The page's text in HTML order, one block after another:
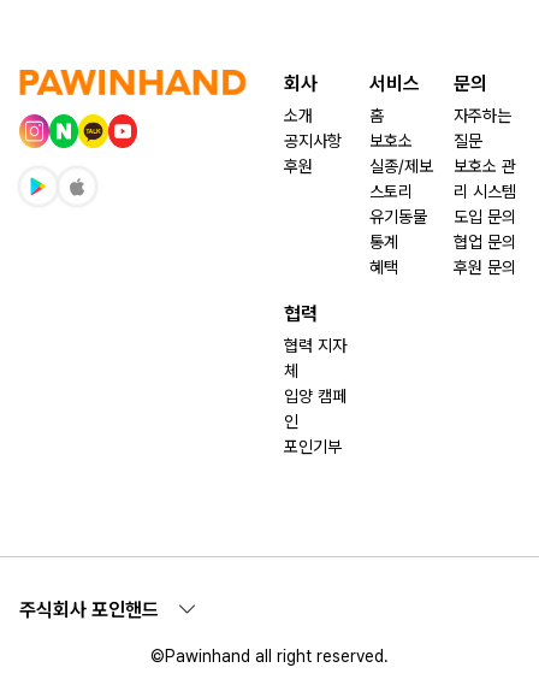
회사
소개
공지사항
후원
서비스
홈
보호소
실종/제보
스토리
유기동물
통계
혜택
문의
자주하는
질문
보호소 관
리 시스템
도입 문의
협업 문의
후원 문의
협력
협력 지자
체
입양 캠페
인
포인기부
주식회사 포인핸드
©Pawinhand all right reserved.